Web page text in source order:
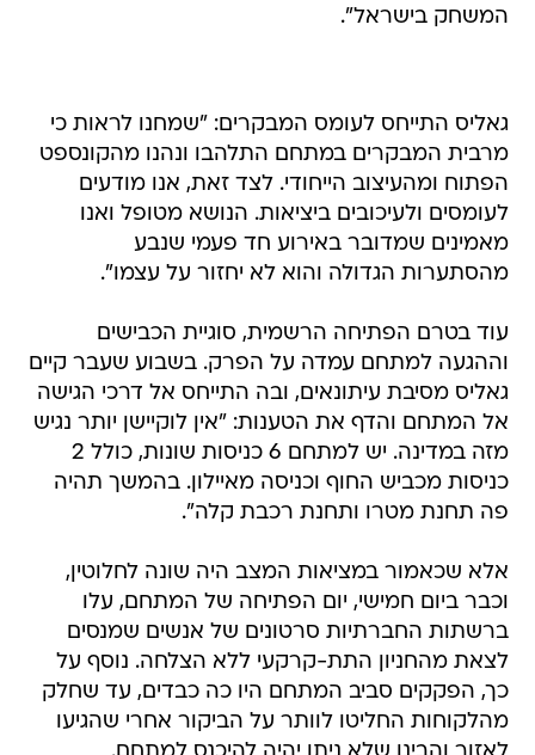
המשחק בישראל".
גאליס התייחס לעומס המבקרים: "שמחנו לראות כי
מרבית המבקרים במתחם התלהבו ונהנו מהקונספט
הפתוח ומהעיצוב הייחודי. לצד זאת, אנו מודעים
לעומסים ולעיכובים ביציאות. הנושא מטופל ואנו
מאמינים שמדובר באירוע חד פעמי שנבע
מהסתערות הגדולה והוא לא יחזור על עצמו".
עוד בטרם הפתיחה הרשמית, סוגיית הכבישים
וההגעה למתחם עמדה על הפרק. בשבוע שעבר קיים
גאליס מסיבת עיתונאים, ובה התייחס אל דרכי הגישה
אל המתחם והדף את הטענות: "אין לוקיישן יותר נגיש
מזה במדינה. יש למתחם 6 כניסות שונות, כולל 2
כניסות מכביש החוף וכניסה מאיילון. בהמשך תהיה
פה תחנת מטרו ותחנת רכבת קלה".
אלא שכאמור במציאות המצב היה שונה לחלוטין,
וכבר ביום חמישי, יום הפתיחה של המתחם, עלו
ברשתות החברתיות סרטונים של אנשים שמנסים
לצאת מהחניון התת-קרקעי ללא הצלחה. נוסף על
כך, הפקקים סביב המתחם היו כה כבדים, עד שחלק
מהלקוחות החליטו לוותר על הביקור אחרי שהגיעו